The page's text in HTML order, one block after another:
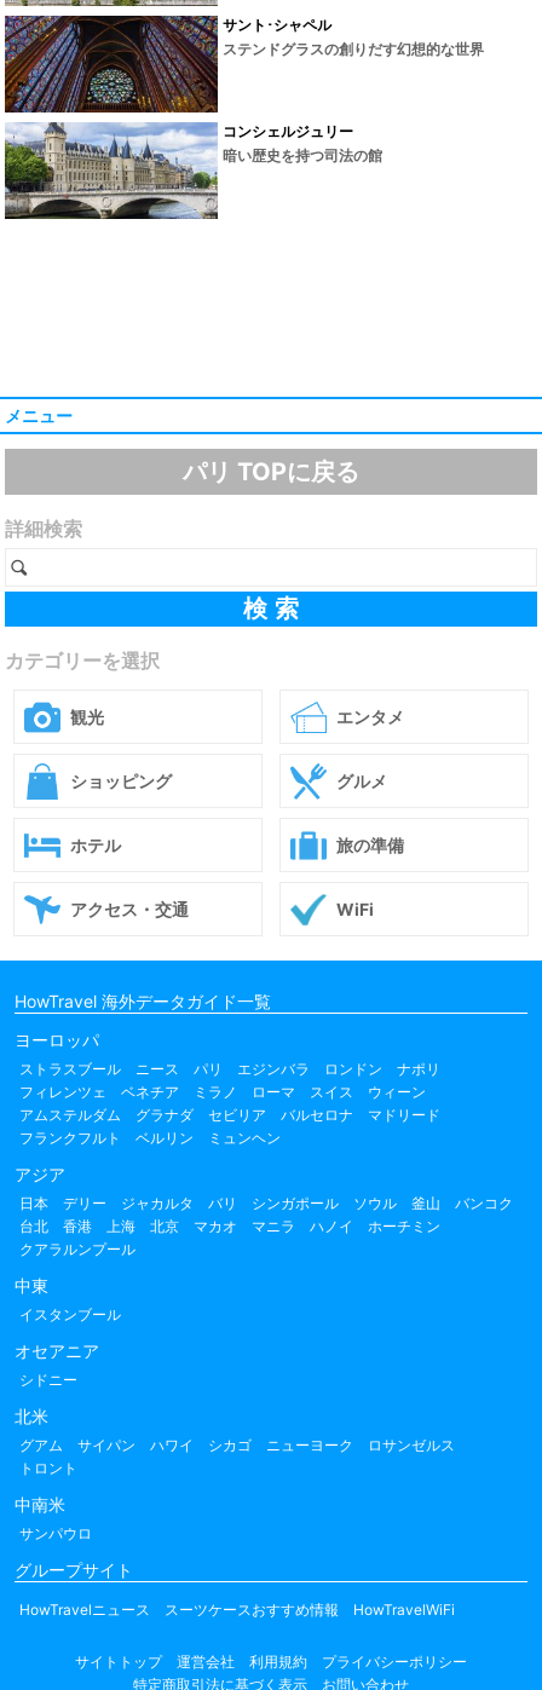
サント･シャペル
ステンドグラスの創りだす幻想的な世界
コンシェルジュリー
暗い歴史を持つ司法の館
メニュー
パリ TOPに戻る
詳細検索
カテゴリーを選択
観光 エンタメ
ショッピング グルメ
ホテル 旅の準備
アクセス・交通 WiFi
HowTravel 海外データガイド一覧
ヨーロッパ
ストラスブール ニース パリ エジンバラ ロンドン
ナポリ
フィレンツェ
ベネチア ミラノ ローマ スイス
ウィーン
アムステルダム
グラナダ セビリア バルセロナ
マドリード
フランクフルト
ベルリン ミュンヘン
アジア
日本 デリー ジャカルタ バリ シンガポール ソウル 釜山
バンコク
台北
香港 上海 北京 マカオ マニラ ハノイ
ホーチミン
クアラルンプール
中東
イスタンブール
オセアニア
シドニー
北米
グアム サイパン ハワイ シカゴ ニューヨーク
ロサンゼルス
トロント
中南米
サンパウロ
グループサイト
HowTravelニュース スーツケースおすすめ情報 HowTravelWiFi
サイトトップ 運営会社 利用規約
プライバシーポリシー
特定商取引法に基づく表示
お問い合わせ